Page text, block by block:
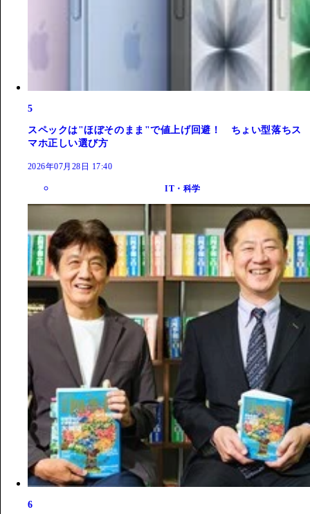
5
スペックは"ほぼそのまま"で値上げ回避！ ちょい型落ちス
マホ正しい選び方
2026年07月28日 17:40
IT・科学
6